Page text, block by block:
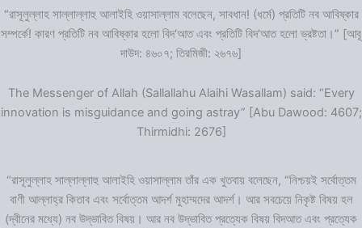
“রাসূলুল্লাহ সাল্লাল্লাহু আলাইহি ওয়াসাল্লাম বলেছেন, সাবধান! (ধর্মে) প্রতিটি নব আবিষ্কার
সম্পর্কে! কারণ প্রতিটি নব আবিষ্কার হলো বিদ‘আত এবং প্রতিটি বিদ‘আত হলো ভ্রষ্টতা।” [আবূ
দাউদ: ৪৬০৭; তিরমিজী: ২৬৭৬]
The Messenger of Allah (Sallallahu Alaihi Wasallam) said: “Every
innovation is misguidance and going astray” [Abu Dawood: 4607;
Thirmidhi: 2676]
“রাসূলুল্লাহ সাল্লাল্লাহু আলাইহি ওয়াসাল্লাম তাঁর এক খুতবায় বলেছেন, “নিশ্চয়ই সর্বোত্তম
বাণী আল্লাহ্‌র কিতাব এবং সর্বোত্তম আদর্শ মুহাম্মদের আদর্শ। আর সবচেয়ে নিকৃষ্ট বিষয় হল
(দ্বীনের মধ্যে) নব উদ্ভাবিত বিষয়। আর নব উদ্ভাবিত প্রত্যেক বিষয় বিদআত এবং প্রত্যেক